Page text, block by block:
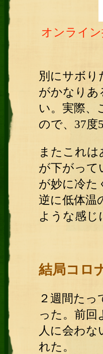
オンライ
別にサボり
がかなりあ
い。実際、
ので、37度
またこれ
が下がって
が妙に冷た
逆に低体温
ような感じ
結局コロ
２週間た
った。前回
人に会わ
れた。